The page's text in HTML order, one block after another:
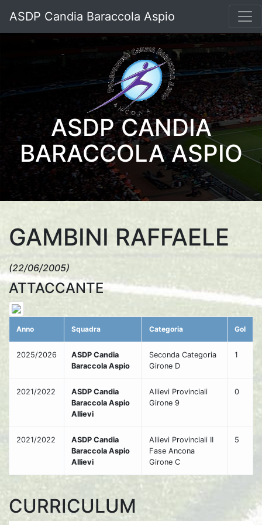
ASDP Candia Baraccola Aspio
ASDP CANDIA
BARACCOLA ASPIO
GAMBINI RAFFAELE
(22/06/2005)
ATTACCANTE
Anno Squadra Categoria Gol
2025/2026
ASDP Candia
Baraccola Aspio
Seconda Categoria
Girone D
1
2021/2022
ASDP Candia
Baraccola Aspio
Allievi
Allievi Provinciali
Girone 9
0
2021/2022
ASDP Candia
Baraccola Aspio
Allievi
Allievi Provinciali II
Fase Ancona
Girone C
5
CURRICULUM